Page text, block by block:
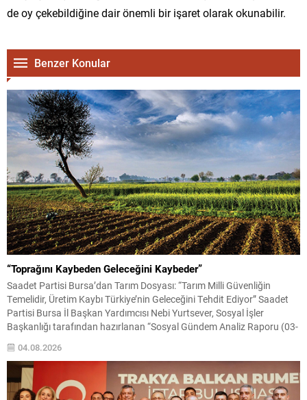
de oy çekebildiğine dair önemli bir işaret olarak okunabilir.
Benzer Konular
“Toprağını Kaybeden Geleceğini Kaybeder”
Saadet Partisi Bursa’dan Tarım Dosyası: “Tarım Milli Güvenliğin
Temelidir, Üretim Kaybı Türkiye’nin Geleceğini Tehdit Ediyor” Saadet
Partisi Bursa İl Başkan Yardımcısı Nebi Yurtsever, Sosyal İşler
Başkanlığı tarafından hazırlanan “Sosyal Gündem Analiz Raporu (03-
değerlendirmelerde bulundu. Tarım arazilerindeki daralma, artan
üretim maliyetleri, kuraklık, su...
04.08.2026